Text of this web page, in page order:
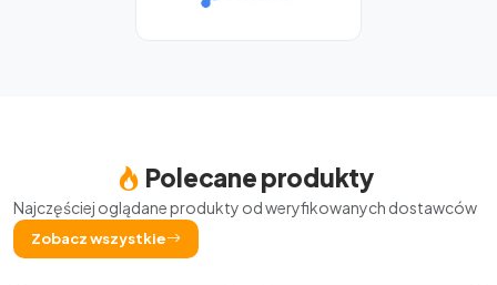
Polecane produkty
Najczęściej oglądane produkty od weryfikowanych dostawców
Zobacz wszystkie